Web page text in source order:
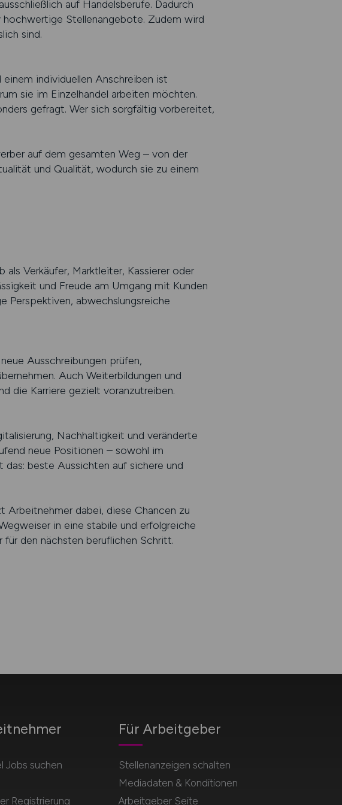
auf Handelsberufe. Dadurch
Stellenangebote. Zudem wird
sind.
individuellen Anschreiben ist
sie im Einzelhandel arbeiten möchten.
gefragt. Wer sich sorgfältig vorbereitet,
auf dem gesamten Weg – von der
und Qualität, wodurch sie zu einem
Verkäufer, Marktleiter, Kassierer oder
und Freude am Umgang mit Kunden
Perspektiven, abwechslungsreiche
Ausschreibungen prüfen,
Auch Weiterbildungen und
die Karriere gezielt voranzutreiben.
Nachhaltigkeit und veränderte
neue Positionen – sowohl im
beste Aussichten auf sichere und
Arbeitnehmer dabei, diese Chancen zu
in eine stabile und erfolgreiche
den nächsten beruflichen Schritt.
Jobs suchen
Registrierung
Für Arbeitgeber
Stellenanzeigen schalten
Mediadaten & Konditionen
Arbeitgeber Seite